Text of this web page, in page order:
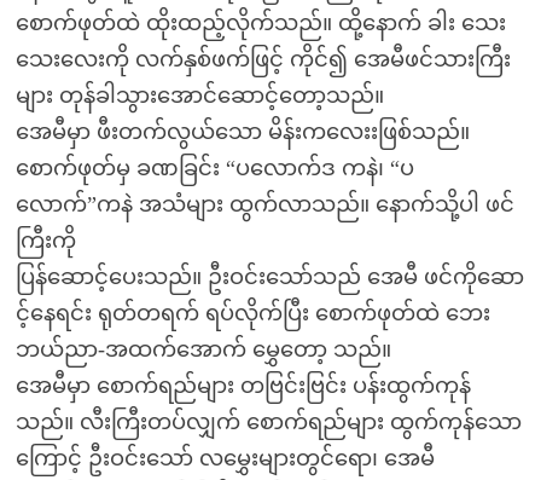
စောက်ဖုတ်ထဲ ထိုးထည့်လိုက်သည်။ ထို့နောက် ခါး သေး
သေးလေးကို လက်နှစ်ဖက်ဖြင့် ကိုင်၍ အေမီဖင်သားကြီး
များ တုန်ခါသွားအောင်ဆောင့်တော့သည်။
အေမီမှာ ဖီးတက်လွယ်သော မိန်းကလေးးဖြစ်သည်။
စောက်ဖုတ်မှ ခဏခြင်း “ပလောက်ဒ ကနဲ၊ “ပ
လောက်”ကနဲ အသံများ ထွက်လာသည်။ နောက်သို့ပါ ဖင်
ကြီးကို
ပြန်ဆောင့်ပေးသည်။ ဦးဝင်းသော်သည် အေမီ ဖင်ကိုဆော
င့်နေရင်း ရုတ်တရက် ရပ်လိုက်ပြီး စောက်ဖုတ်ထဲ ဘေး
ဘယ်ညာ-အထက်အောက် မွှေတော့ သည်။
အေမီမှာ စောက်ရည်များ တဗြင်းဗြင်း ပန်းထွက်ကုန်
သည်။ လီးကြီးတပ်လျှက် စောက်ရည်များ ထွက်ကုန်သော
ကြောင့် ဦးဝင်းသော် လမွှေးများတွင်ရော၊ အေမီ